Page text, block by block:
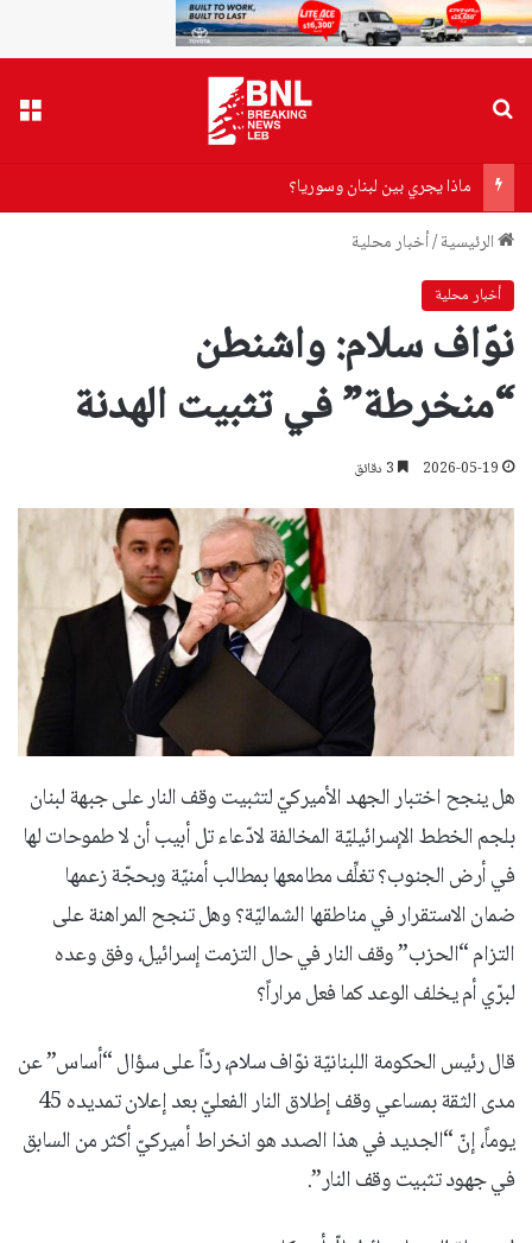
ماذا يجري بين لبنان وسوريا؟
الرئيسية/أخبار محلية
أخبار محلية
نوّاف سلام: واشنطن
“منخرطة” في تثبيت الهدنة
2026-05-19
هل ينجح اختبار الجهد الأميركيّ لتثبيت وقف النار على جبهة لبنان
بلجم الخطط الإسرائيليّة المخالفة لادّعاء تل أبيب أن لا طموحات لها
في أرض الجنوب؟ تغلِّف مطامعها بمطالب أمنيّة وبحجّة زعمها
ضمان الاستقرار في مناطقها الشماليّة؟ وهل تنجح المراهنة على
التزام “الحزب” وقف النار في حال التزمت إسرائيل، وفق وعده
لبرّي أم يخلف الوعد كما فعل مراراً؟
قال رئيس الحكومة اللبنانيّة نوّاف سلام، ردّاً على سؤال “أساس” عن
مدى الثقة بمساعي وقف إطلاق النار الفعليّ بعد إعلان تمديده 45
يوماً، إنّ “الجديد في هذا الصدد هو انخراط أميركيّ أكثر من السابق
في جهود تثبيت وقف النار”.